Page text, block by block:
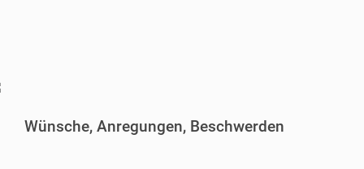
Wünsche, Anregungen, Beschwerden